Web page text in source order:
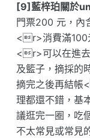
[9]藍梓珀關於
門票200 元，內
<r>消費滿100
<r>可以在進去
及籃子，摘採的
摘完之後再結帳
理都還不錯，基
議逛完一圈，吃
不太常見或常見